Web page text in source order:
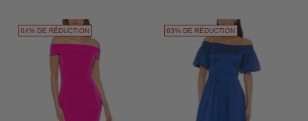
64% DE RÉDUCTION 63% DE RÉDUCTION